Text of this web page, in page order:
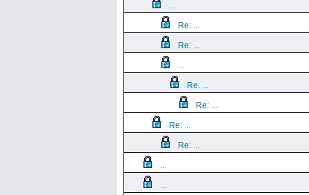
...
Re: ...
Re: ...
...
Re: ...
Re: ...
Re: ...
Re: ...
...
...